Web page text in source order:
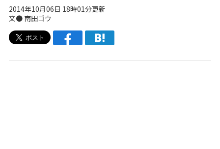
2014年10月06日 18時01分更新
文● 南田ゴウ